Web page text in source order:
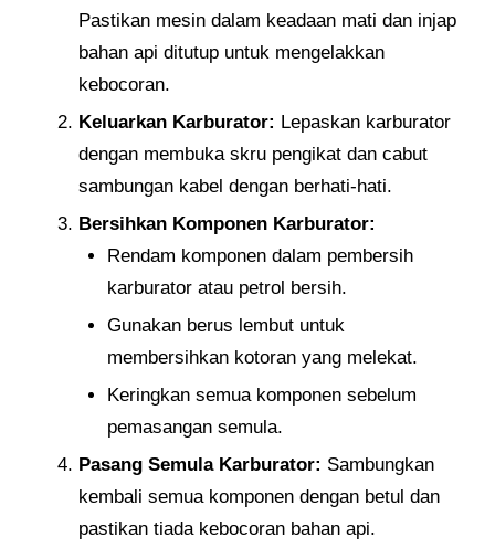
Pastikan mesin dalam keadaan mati dan injap
bahan api ditutup untuk mengelakkan
kebocoran.
Keluarkan Karburator: Lepaskan karburator
dengan membuka skru pengikat dan cabut
sambungan kabel dengan berhati-hati.
Bersihkan Komponen Karburator:
Rendam komponen dalam pembersih
karburator atau petrol bersih.
Gunakan berus lembut untuk
membersihkan kotoran yang melekat.
Keringkan semua komponen sebelum
pemasangan semula.
Pasang Semula Karburator: Sambungkan
kembali semua komponen dengan betul dan
pastikan tiada kebocoran bahan api.